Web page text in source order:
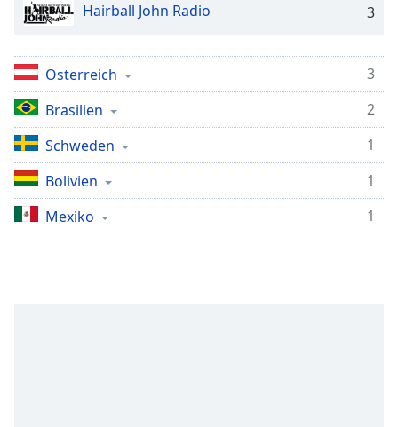
Chapters
Descriptions
descriptions
off,
selected
Subtitles
subtitles
settings,
Hairball John Radio
3
Österreich
3
Brasilien
2
Schweden
1
Bolivien
1
Mexiko
1